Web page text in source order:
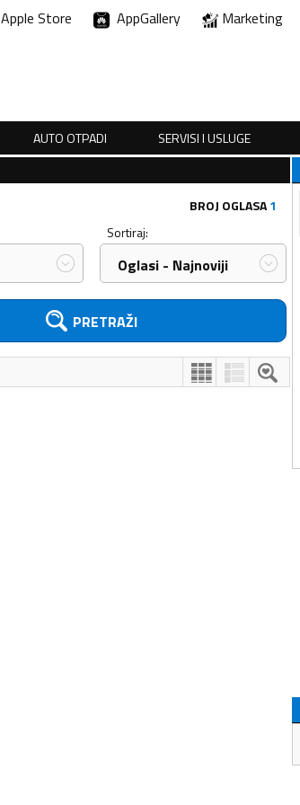
Apple Store AppGallery Marketing
AUTO OTPADI SERVISI I USLUGE
BROJ OGLASA1
Sortiraj:
Oglasi - Najnoviji
PRETRAŽI